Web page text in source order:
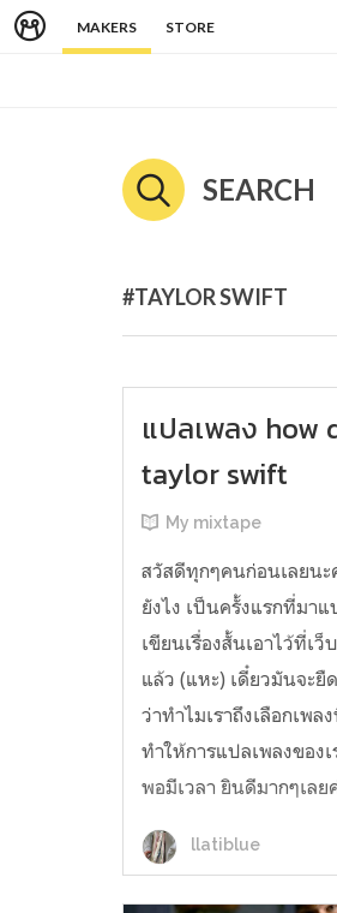
MAKERS STORE
SEARCH
#TAYLOR SWIFT
แปลเพลง how
taylor swift
My mixtape
สวัสดีทุกๆคนก่อนเลยนะ
ยังไง เป็นครั้งแรกที่มา
เขียนเรื่องสั้นเอาไว้ที่เ
แล้ว (แหะ) เดี๋ยวมันจะ
ว่าทำไมเราถึงเลือกเพ
ทำให้การแปลเพลงของ
พอมีเวลา ยินดีมากๆเลย
llatiblue